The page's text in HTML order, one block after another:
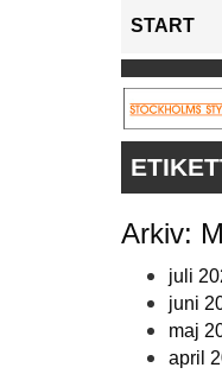
START
Arkiv:
juli
juni
maj
april